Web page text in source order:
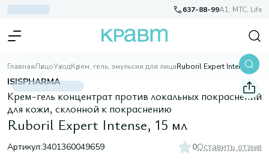
637-88-99A1, МТС, Life
ГлавнаяЛицоУходКрем, гель, эмульсия для лица Ruboril Expert Intense, 15 мл
ISISPHARMA
Крем-гель концентрат против локальных покраснений
для кожи, склонной к покраснению
Ruboril Expert Intense, 15 мл
Артикул:3401360049659 0Оставить отзыв